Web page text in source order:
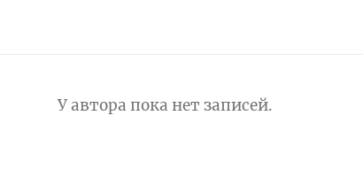
У автора пока нет записей.